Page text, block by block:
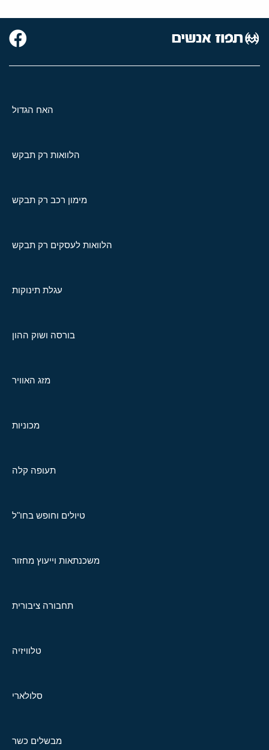
האח הגדול
הלוואות רק תבקש
מימון רכב רק תבקש
הלוואות לעסקים רק תבקש
עגלת תינוקות
בורסה ושוק ההון
מזג האוויר
מכוניות
תעופה קלה
טיולים וחופש בחו"ל
משכנתאות וייעוץ מחזור
תחבורה ציבורית
טלוויזיה
סלולארי
מבשלים כשר